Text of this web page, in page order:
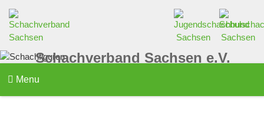
Schachverband Sachsen e.V.
Menu